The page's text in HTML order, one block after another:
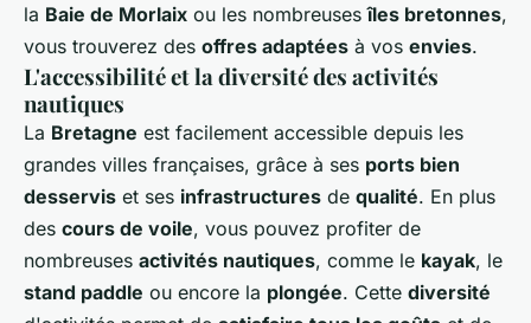
la Baie de Morlaix ou les nombreusesîles bretonnes,
vous trouverez des offres adaptées à vos envies.
L'accessibilité et la diversité des activités
nautiques
La Bretagne est facilement accessible depuis les
grandes villes françaises, grâce à ses ports bien
desservis et ses infrastructures de qualité. En plus
des cours de voile, vous pouvez profiter de
nombreuses activités nautiques, comme le kayak, le
stand paddle ou encore la plongée. Cette diversité